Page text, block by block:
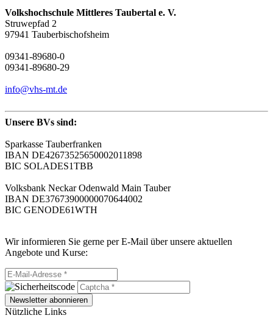
Volkshochschule Mittleres Taubertal e. V.
Struwepfad 2
97941 Tauberbischofsheim
09341-89680-0
09341-89680-29
info@vhs-mt.de
Unsere BVs sind:
Sparkasse Tauberfranken
IBAN DE42673525650002011898
BIC SOLADES1TBB
Volksbank Neckar Odenwald Main Tauber
IBAN DE37673900000070644002
BIC GENODE61WTH
Wir informieren Sie gerne per E-Mail über unsere aktuellen
Angebote und Kurse:
Newsletter abonnieren
Nützliche Links